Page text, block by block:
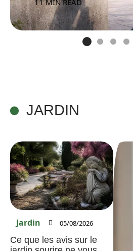
11 MIN READ
JARDIN
Jardin 05/08/2026
Ce que les avis sur le